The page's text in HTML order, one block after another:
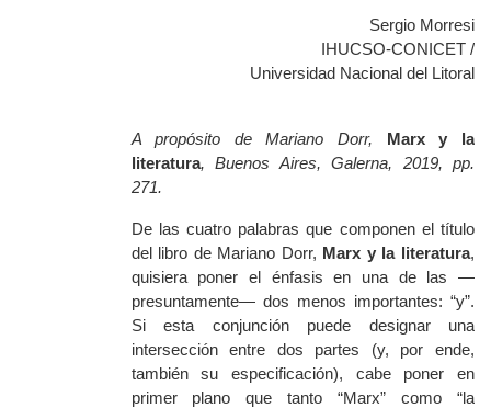
Sergio Morresi
IHUCSO-CONICET /
Universidad Nacional del Litoral
A propósito de Mariano Dorr,
Marx y la
literatura, Buenos Aires, Galerna, 2019, pp.
271.
De las cuatro palabras que componen el título
del libro de Mariano Dorr, Marx y la literatura,
quisiera poner el énfasis en una de las —
presuntamente— dos menos importantes: “y”.
Si esta conjunción puede designar una
intersección entre dos partes (y, por ende,
también su especificación), cabe poner en
primer plano que tanto “Marx” como “la